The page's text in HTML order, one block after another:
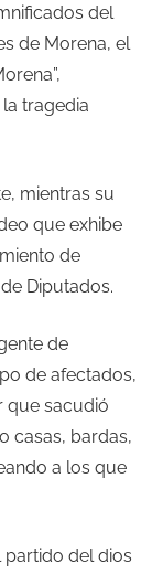
del
de Morena, el
tragedia
mientras su
que exhibe
de
Diputados.
de
de afectados,
que sacudió
casas, bardas,
a los que
partido del dios